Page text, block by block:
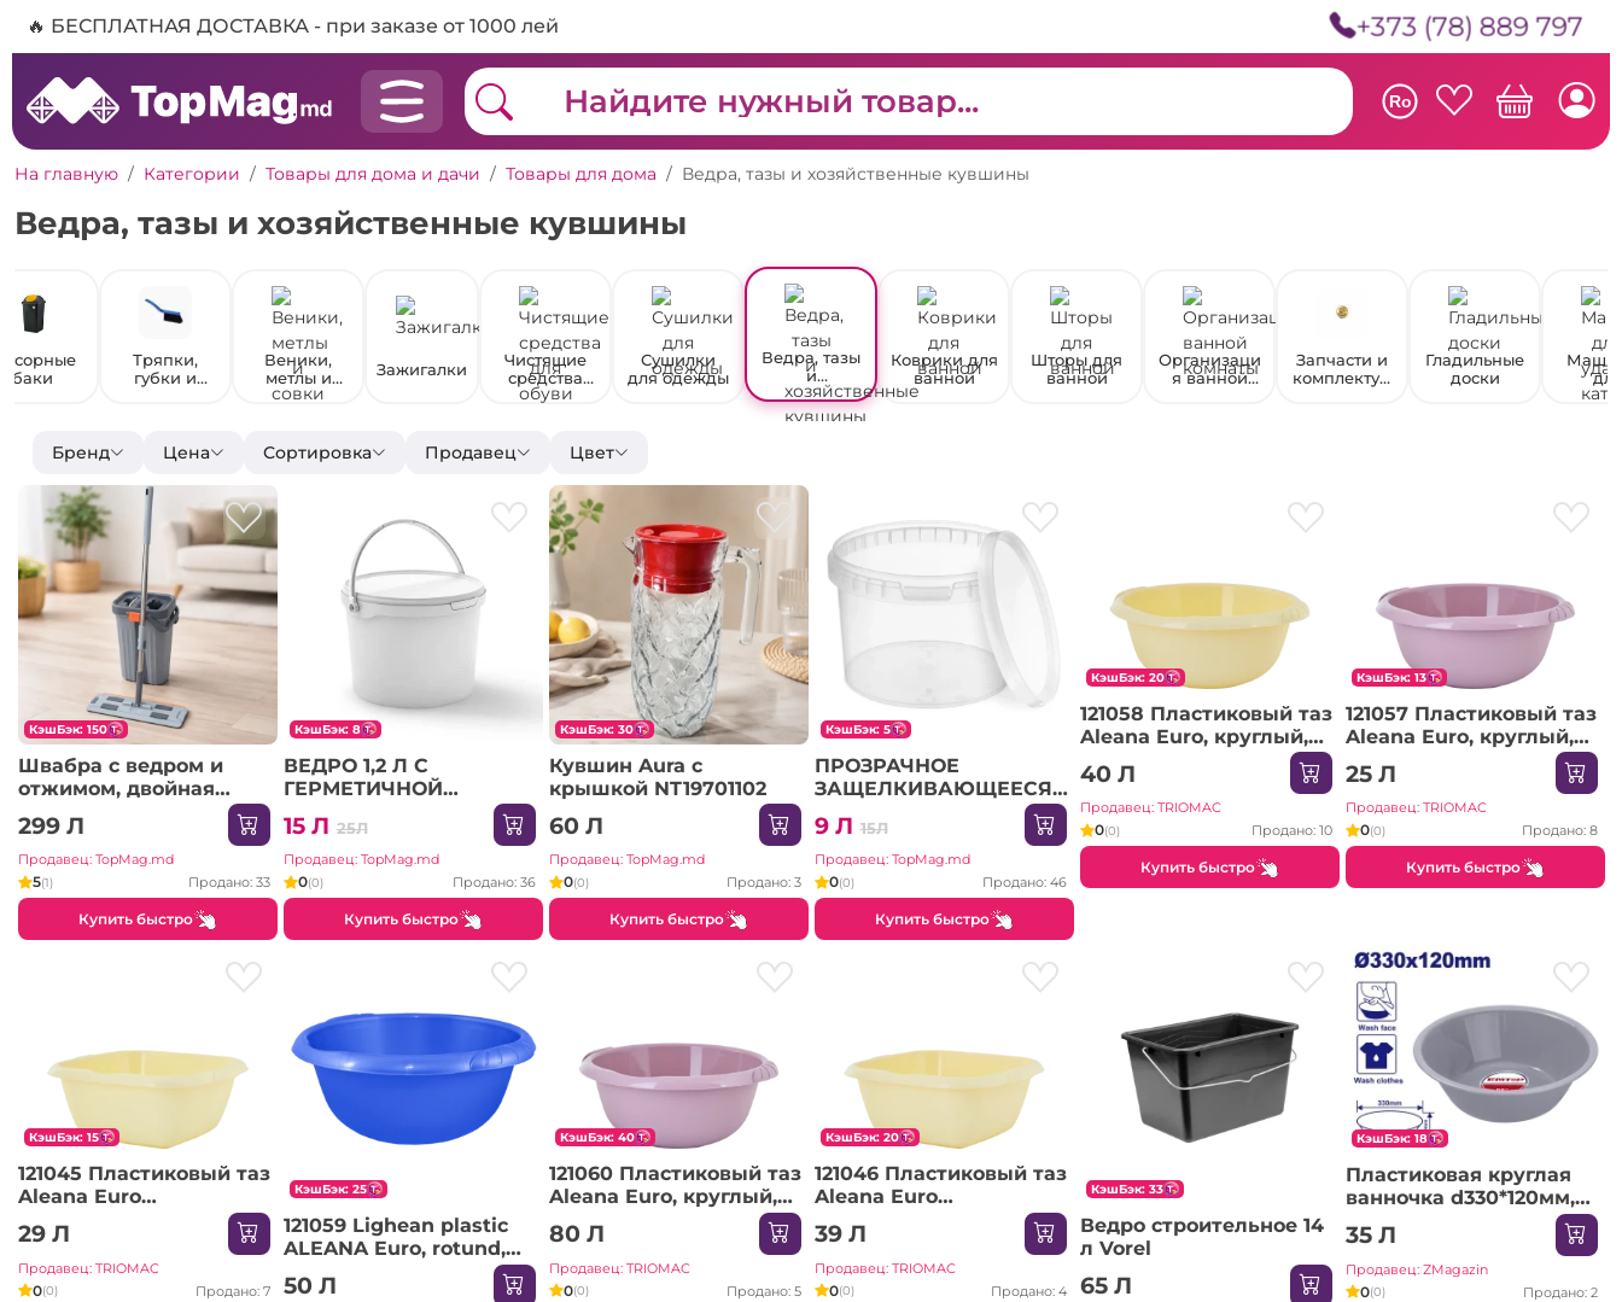
🔥 БЕСПЛАТНАЯ ДОСТАВКА - при заказе от 1000 лей +373 (78) 889 797
Ro
На главную Категории Товары для дома и дачи Товары для дома Ведра, тазы и хозяйственные кувшины
Ведра, тазы и хозяйственные кувшины
баки
Тряпки,
губки и
Веники,
метлы и
совки
Зажигалки
Чистящие
средства
для обуви
Сушилки
для одежды
Ведра, тазы
и
хозяйственн
ые кувшины
Коврики для
ванной
Шторы для
ванной
Организаци
я ванной
Запчасти и
комплектую
Гладильные
доски
для
Бренд Цена Сортировка Продавец Цвет
КэшБэк: 150
Швабра с ведром и
отжимом, двойная
система, 46x27.5x20cm
(XYJ-J2)
299 Л
Продавец: TopMag.md
5(1) Продано: 33
Купить быстро
КэшБэк: 8
ВЕДРО 1,2 Л С
ГЕРМЕТИЧНОЙ
КРЫШКОЙ
15 Л 25Л
Продавец: TopMag.md
0(0) Продано: 36
Купить быстро
КэшБэк: 30
Кувшин Aura с
крышкой NT19701102
60 Л
Продавец: TopMag.md
0(0) Продано: 3
Купить быстро
КэшБэк: 5
ПРОЗРАЧНОЕ
ЗАЩЕЛКИВАЮЩЕЕСЯ
ВЕДРО 0.55 Л
9 Л 15Л
Продавец: TopMag.md
0(0) Продано: 46
Купить быстро
КэшБэк: 20
121058 Пластиковый таз
Aleana Euro, круглый,
9,0 л
40 Л
Продавец: TRIOMAC
0(0) Продано: 10
Купить быстро
КэшБэк: 13
121057 Пластиковый таз
Aleana Euro, круглый,
5,0 л
25 Л
Продавец: TRIOMAC
0(0) Продано: 8
Купить быстро
КэшБэк: 15
121045 Пластиковый таз
Aleana Euro
квадратный 6,0 л
29 Л
Продавец: TRIOMAC
0(0) Продано: 7
КэшБэк: 25
121059 Lighean plastic
ALEANA Euro, rotund,
14.0 l
50 Л
КэшБэк: 40
121060 Пластиковый таз
Aleana Euro, круглый,
22,0 л
80 Л
Продавец: TRIOMAC
0(0) Продано: 5
КэшБэк: 20
121046 Пластиковый таз
Aleana Euro
квадратный 9,0 л
39 Л
Продавец: TRIOMAC
0(0) Продано: 4
КэшБэк: 33
Ведро строительное 14
л Vorel
65 Л
КэшБэк: 18
Пластиковая круглая
ванночка d330*120мм,
EMTOP
35 Л
Продавец: ZMagazin
0(0) Продано: 2